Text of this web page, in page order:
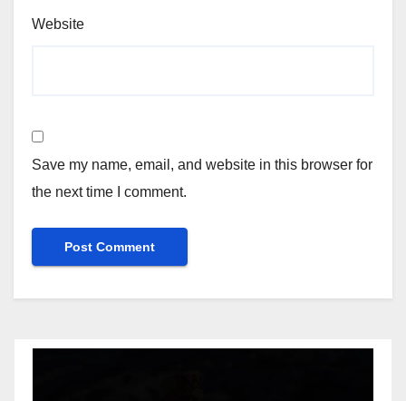
Website
Save my name, email, and website in this browser for
the next time I comment.